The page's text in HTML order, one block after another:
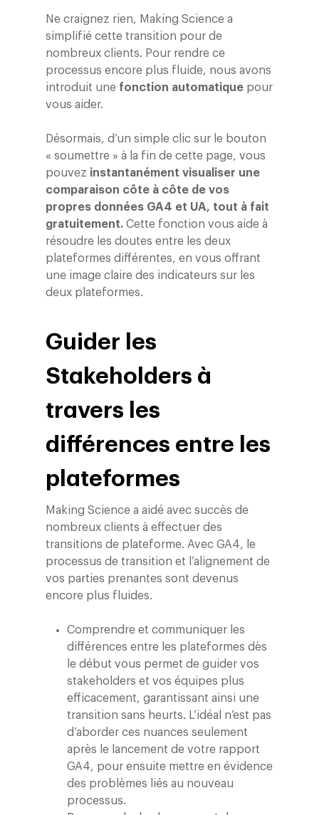
Ne craignez rien, Making Science a
simplifié cette transition pour de
nombreux clients. Pour rendre ce
processus encore plus fluide, nous avons
introduit une fonction automatique pour
vous aider.
Désormais, d’un simple clic sur le bouton
« soumettre » à la fin de cette page, vous
pouvez instantanément visualiser une
comparaison côte à côte de vos
propres données GA4 et UA, tout à fait
gratuitement. Cette fonction vous aide à
résoudre les doutes entre les deux
plateformes différentes, en vous offrant
une image claire des indicateurs sur les
deux plateformes.
Guider les
Stakeholders à
travers les
différences entre les
plateformes
Making Science a aidé avec succès de
nombreux clients à effectuer des
transitions de plateforme. Avec GA4, le
processus de transition et l’alignement de
vos parties prenantes sont devenus
encore plus fluides.
Comprendre et communiquer les
différences entre les plateformes dès
le début vous permet de guider vos
stakeholders et vos équipes plus
efficacement, garantissant ainsi une
transition sans heurts. L’idéal n’est pas
d’aborder ces nuances seulement
après le lancement de votre rapport
GA4, pour ensuite mettre en évidence
des problèmes liés au nouveau
processus.